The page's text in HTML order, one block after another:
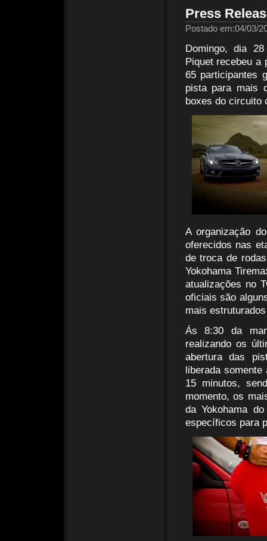
Press
Postado em:04/03/
Domingo, dia
Piquet recebeu a
65 participantes
pista para mais
boxes do circuito
A organização
oferecidos nas
de troca de
Yokohama
atualizações no
oficiais são
mais
Ás 8:30 da
realizando os
abertura das
liberada
15 minutos,
momento, os
da Yokohama
específicos para